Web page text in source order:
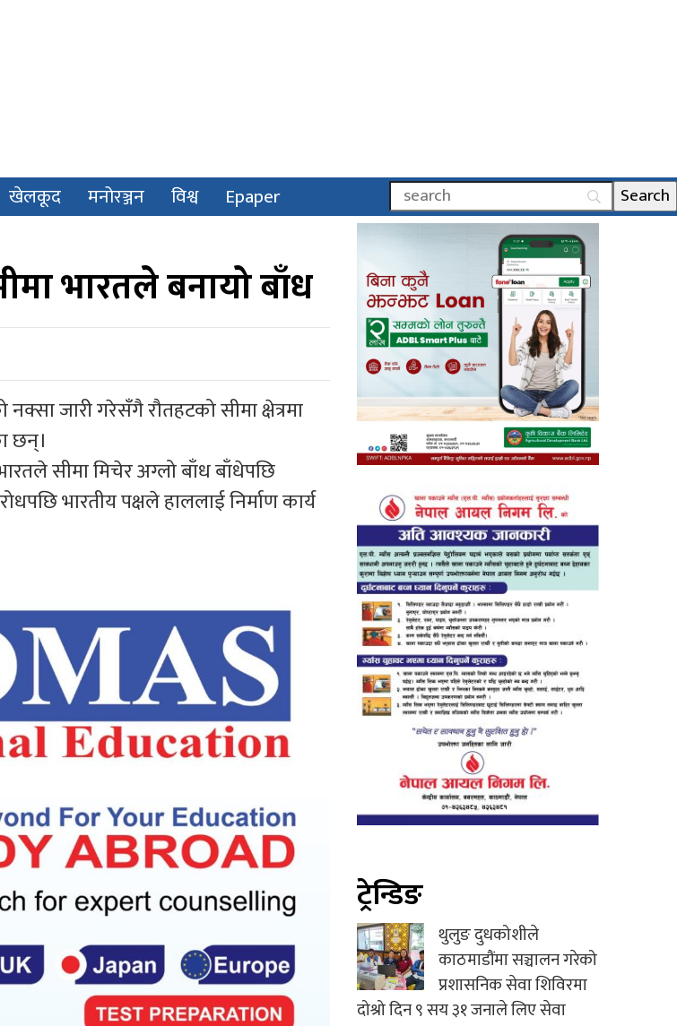
खेलकूद मनोरञ्जन विश्व Epaper
भारतले बनायो बाँध
जारी गरेसँगै रौतहटको सीमा क्षेत्रमा
छन्।
सीमा मिचेर अग्लो बाँध बाँधेपछि
भारतीय पक्षले हाललाई निर्माण कार्य
ट्रेन्डिङ
थुलुङ दुधकोशीले
काठमाडौंमा सञ्चालन गरेको
प्रशासनिक सेवा शिविरमा
दोश्रो दिन ९ सय ३१ जनाले लिए सेवा